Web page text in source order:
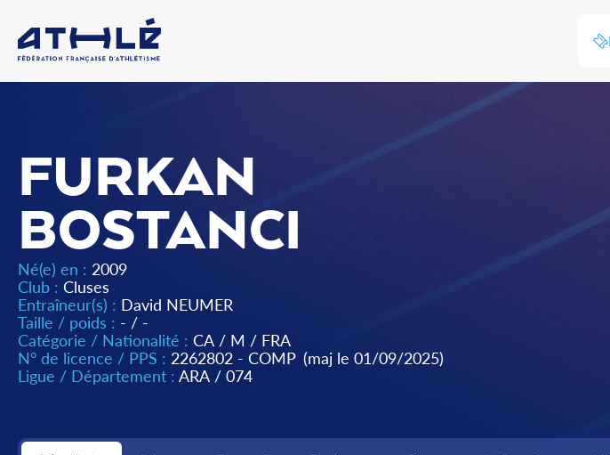
FURKAN
BOSTANCI
Né(e) en : 2009
Club : Cluses
Entraîneur(s) : David NEUMER
Taille / poids : - / -
Catégorie / Nationalité : CA / M / FRA
N° de licence / PPS : 2262802 - COMP (maj le 01/09/2025)
Ligue / Département : ARA / 074